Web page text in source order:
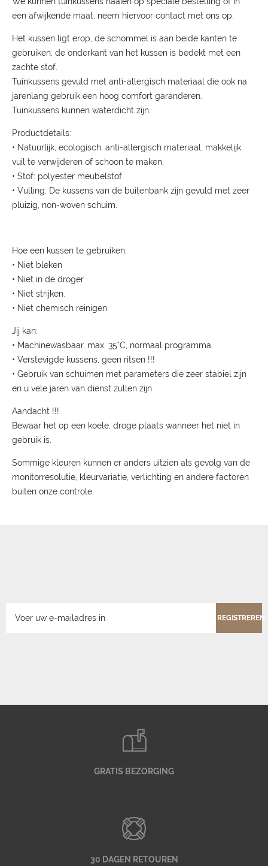
een afwijkende maat, neem hiervoor contact met ons op.
Het kussen ligt erop, de schommel is aan beide kanten te
gebruiken, de onderkant van het kussen is bedekt met een
zachte stof.
Tuinkussens gevuld met anti-allergisch materiaal die ook na
jarenlang gebruik een hoog comfort garanderen.
Tuinkussens kunnen waterdicht zijn.
Productdetails:
• Natuurlijk, ecologisch, anti-allergisch materiaal, makkelijk
vuil te verwijderen of schoon te maken.
• Stof: polyester meubelstof
• Vulling: De kussens van de buitenbank zijn gevuld met zeer
pluizig, non-woven schuim.
Hoe een kussen te gebruiken:
• Niet bleken
• Niet in de droger
• Niet strijken.
• Niet chemisch reinigen
Jij kan:
• Machinewasbaar, max. 35°C, normaal programma
• Verstevigde kussens, geen ritsen !!!
• Gebruik van schuimen met parameters die zeer stabiel zijn
en u vele jaren van dienst zullen zijn.
Aandacht !!!
Bewaar het op een koele, droge plaats wanneer het niet in
gebruik is.
Sommige kleuren kunnen er anders uitzien als gevolg van de
monitorresolutie, kleurvariatie, verlichting en andere factoren
buiten onze controle.
REGISTREREN
GRATIS BEZORGING
30 DAGEN RETOUREN